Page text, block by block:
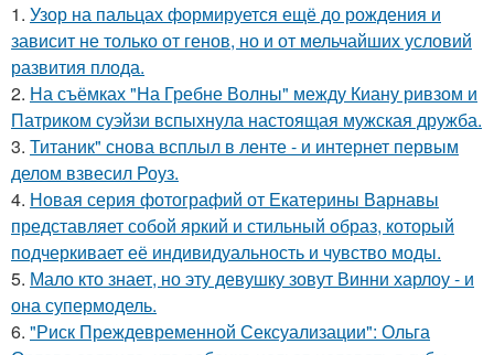
1. Узор на пальцах формируется ещё до рождения и
зависит не только от генов, но и от мельчайших условий
развития плода.
2. На съёмках "На Гребне Волны" между Киану ривзом и
Патриком суэйзи вспыхнула настоящая мужская дружба.
3. Титаник" снова всплыл в ленте - и интернет первым
делом взвесил Роуз.
4. Новая серия фотографий от Екатерины Варнавы
представляет собой яркий и стильный образ, который
подчеркивает её индивидуальность и чувство моды.
5. Мало кто знает, но эту девушку зовут Винни харлоу - и
она супермодель.
6. "Риск Преждевременной Сексуализации": Ольга